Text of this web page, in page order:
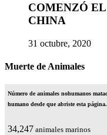
COMENZÓ
CHINA
31 octubre, 2020
Muerte de Animales
Número de animales nohumanos
humano desde que abriste esta página.
37,814 animales marinos